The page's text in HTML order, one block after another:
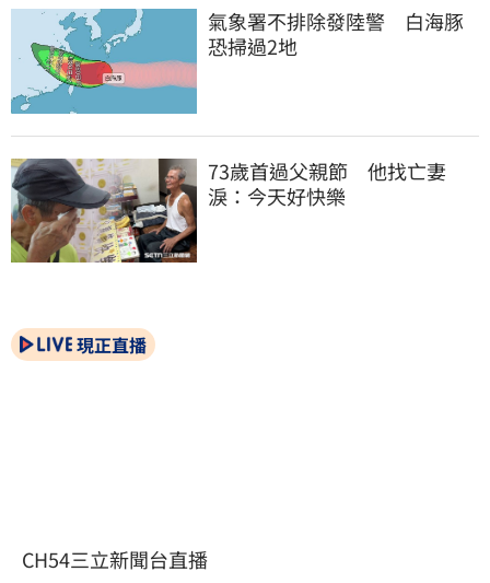
氣象署不排除發陸警　白海豚
恐掃過2地
73歲首過父親節　他找亡妻
淚：今天好快樂
現正直播
CH54三立新聞台直播